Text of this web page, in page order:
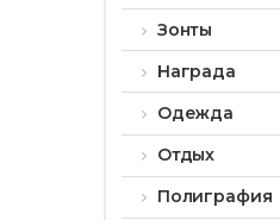
Зонты
Награда
Одежда
Отдых
Полиграфия